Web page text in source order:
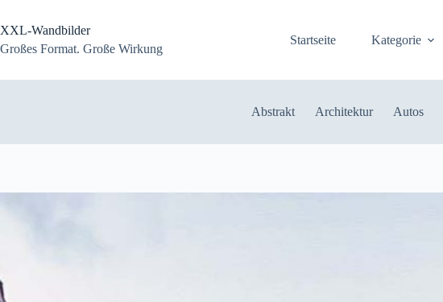
springen
XXL-Wandbilder
Großes Format. Große Wirkung
Startseite Kategorie
Abstrakt Architektur Autos